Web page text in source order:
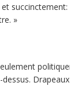
succinctement:
»
dessus.